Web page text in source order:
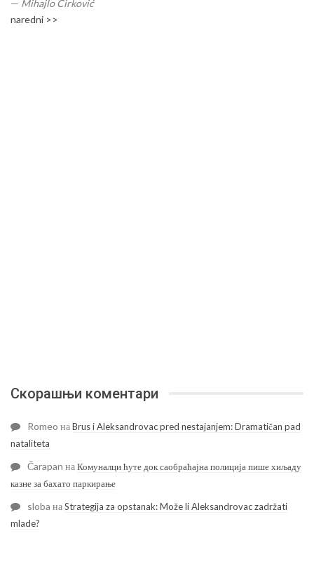
— Mihajlo Ćirković
naredni >>
Скорашњи коментари
Romeo наBrus i Aleksandrovac pred nestajanjem: Dramatičan pad
nataliteta
Čarapan наКомуналци ћуте док саобраћајна полиција пише хиљаду
казне за бахато паркирање
sloba наStrategija za opstanak: Može li Aleksandrovac zadržati
mlade?